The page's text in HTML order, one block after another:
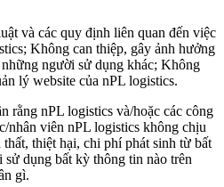
và các quy định liên quan đến việc
Không can thiệp, gây ảnh hưởng
người sử dụng khác; Không
lý website của nPL logistics.
rằng nPL logistics và/hoặc các công
nhân viên nPL logistics không chịu
thiệt hại, chi phí phát sinh từ bất
dụng bất kỳ thông tin nào trên
gì.